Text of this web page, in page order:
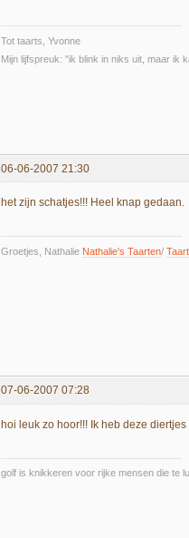
Tot taarts, Yvonne
Mijn lijfspreuk: "ik blink in niks uit, maar ik
06-06-2007 21:30
het zijn schatjes!!! Heel knap gedaan.
Groetjes, Nathalie Nathalie's Taarten/
07-06-2007 07:28
hoi leuk zo hoor!!! Ik heb deze
golf is knikkeren voor rijke mensen die te